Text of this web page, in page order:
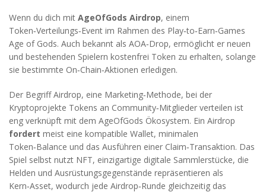
Wenn du dich mit AgeOfGods Airdrop, einem
Token‑Verteilungs‑Event im Rahmen des Play‑to‑Earn‑Games
Age of Gods. Auch bekannt als AOA‑Drop, ermöglicht er neuen
und bestehenden Spielern kostenfrei Token zu erhalten, solange
sie bestimmte On‑Chain‑Aktionen erledigen.
Der BegriffAirdrop, eine Marketing‑Methode, bei der
Kryptoprojekte Tokens an Community‑Mitglieder verteilen ist
eng verknüpft mit dem AgeOfGods Ökosystem. Ein Airdrop
fordert meist eine kompatible Wallet, minimalen
Token‑Balance und das Ausführen einer Claim‑Transaktion. Das
Spiel selbst nutzt NFT, einzigartige digitale Sammlerstücke, die
Helden und Ausrüstungsgegenstände repräsentieren als
Kern‑Asset, wodurch jede Airdrop‑Runde gleichzeitig das